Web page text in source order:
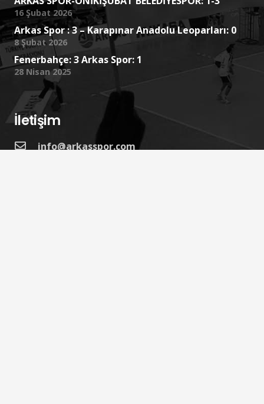
16 Şubat 2026
Arkas Spor : 3 – Karapınar Anadolu Leoparları: 0
8 Şubat 2026
Fenerbahçe: 3 Arkas Spor: 1
28 Nisan 2025
İletişim
info@arkasspor.com